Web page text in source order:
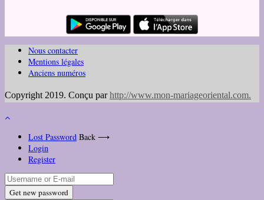
Nous contacter
Mentions légales
Anciens numéros
Copyright 2019. Conçu parhttp://www.mon-mariageoriental.com.
Lost Password Back ⟶
Login
Register
Get new password